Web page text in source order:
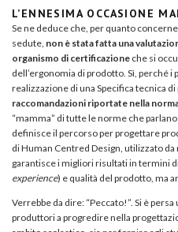
L’ENNESIMA OCCASIONE
Se ne deduce che, per quanto
sedute, non è stata fatta una
organismo di certificazione che si
dell’ergonomia di prodotto. Sì, perché
realizzazione di una Specifica tecnica
raccomandazioni riportate nella
“mamma” di tutte le norme che
definisce il percorso per progettare
di Human Centred Design, utilizzato
garantisce i migliori risultati in termini
experience) e qualità del prodotto, ma
Verrebbe da dire: “Peccato!”. Si è
produttori a progredire nella